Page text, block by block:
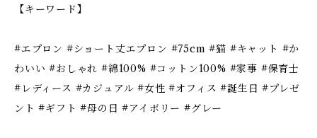
【キーワード】
#エプロン #ショート丈エプロン #75cm #猫 #キャット #か
わいい #おしゃれ #綿100% #コットン100% #家事 #保育士
#レディース #カジュアル #女性 #オフィス #誕生日 #プレゼ
ント #ギフト #母の日 #アイボリー #グレー